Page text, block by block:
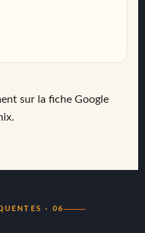
sur la fiche Google
· 06